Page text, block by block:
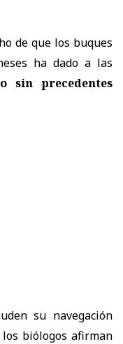
de que los buques
ha dado a las
sin precedentes
su navegación
biólogos afirman